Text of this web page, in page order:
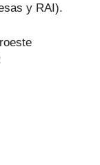
y RAI).